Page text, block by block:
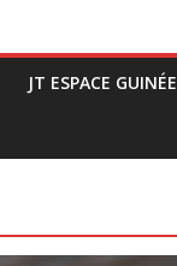
JT ESPACE GUINÉE